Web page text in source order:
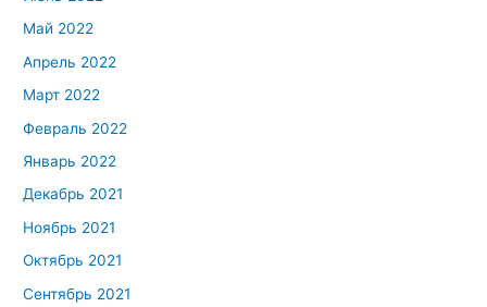
Май 2022
Апрель 2022
Март 2022
Февраль 2022
Январь 2022
Декабрь 2021
Ноябрь 2021
Октябрь 2021
Сентябрь 2021